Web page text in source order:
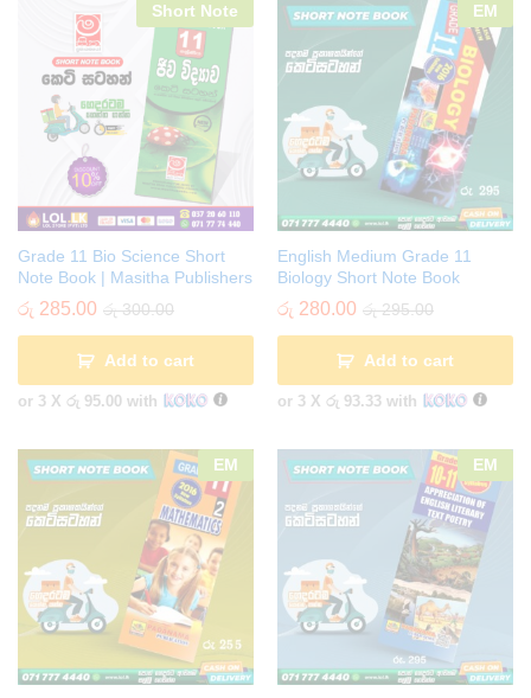
Short Note
Grade 11 Bio Science Short
Note Book | Masitha Publishers
රු 285.00 රු300.00
Add to cart
or 3 X රු 95.00 with
EM
English Medium Grade 11
Biology Short Note Book
රු 280.00 රු295.00
Add to cart
or 3 X රු 93.33 with
EM EM